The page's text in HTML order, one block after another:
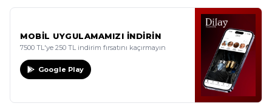
MOBİL UYGULAMAMIZI İNDİRİN
7500 TL'ye 250 TL indirim fırsatını kaçırmayın
Google Play